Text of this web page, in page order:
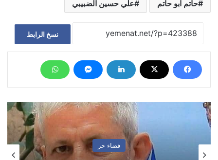
حاتم ابو حاتم علي حسين الضبيبي
نسخ الرابط
فضاء حر